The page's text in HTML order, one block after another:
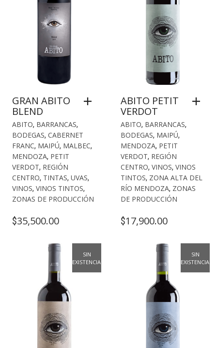
GRAN ABITO
BLEND
ABITO, BARRANCAS,
BODEGAS, CABERNET
FRANC, MAIPÚ, MALBEC,
MENDOZA, PETIT
VERDOT, REGIÓN
CENTRO, TINTAS, UVAS,
VINOS, VINOS TINTOS,
ZONAS DE PRODUCCIÓN
$35,500.00
ABITO PETIT
VERDOT
ABITO, BARRANCAS,
BODEGAS, MAIPÚ,
MENDOZA, PETIT
VERDOT, REGIÓN
CENTRO, VINOS, VINOS
TINTOS, ZONA ALTA DEL
RÍO MENDOZA, ZONAS
DE PRODUCCIÓN
$17,900.00
SIN
EXISTENCIAS
SIN
EXISTENCIAS